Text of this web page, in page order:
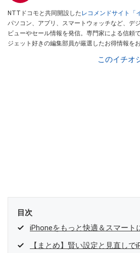
NTTドコモと共同開設したレコメンドサイト「
パソコン、アプリ、スマートウォッチなど、デ
ビューやセール情報を発信。専門家による信頼
ジェット好きの編集部員が厳選したお得情報を
このイチオ
目次
iPhoneをもっと快適＆スマート
【まとめ】賢い設定と見直しで